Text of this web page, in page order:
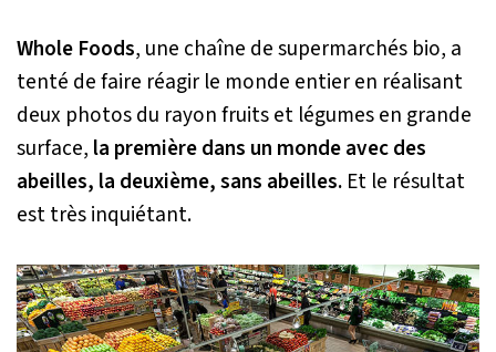
Whole Foods, une chaîne de supermarchés bio, a
tenté de faire réagir le monde entier en réalisant
deux photos du rayon fruits et légumes en grande
surface, la première dans un monde avec des
abeilles, la deuxième, sans abeilles. Et le résultat
est très inquiétant.